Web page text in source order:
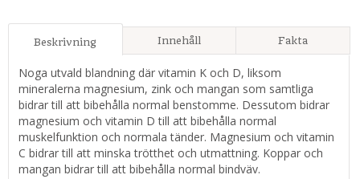
Beskrivning Innehåll Fakta
Noga utvald blandning där vitamin K och D, liksom
mineralerna magnesium, zink och mangan som samtliga
bidrar till att bibehålla normal benstomme. Dessutom bidrar
magnesium och vitamin D till att bibehålla normal
muskelfunktion och normala tänder. Magnesium och vitamin
C bidrar till att minska trötthet och utmattning. Koppar och
mangan bidrar till att bibehålla normal bindväv.